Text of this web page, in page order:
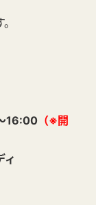
16:00 （※開